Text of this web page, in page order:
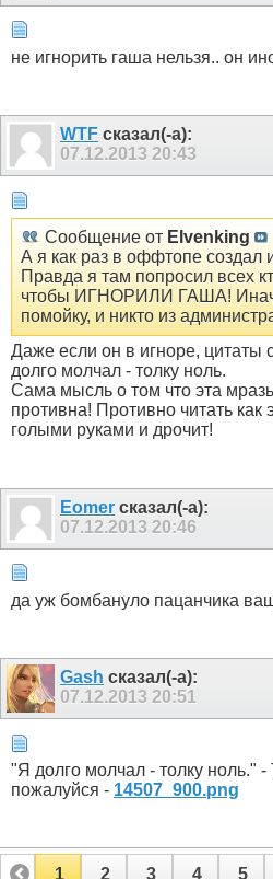
не игнорить гаша нельзя.. он
WTF сказал(-а):
07.12.2013 20:43
Сообщение от Elvenking
А я как раз в оффтопе создал
Правда я там попросил всех
чтобы ИГНОРИЛИ ГАША!
помойку, и никто из
Даже если он в игноре, цитаты
долго молчал - толку ноль.
Сама мысль о том что эта мразь
противна! Противно читать как
голыми руками и дрочит!
Eomer сказал(-а):
07.12.2013 20:46
да уж бомбануло пацанчика
Gash сказал(-а):
07.12.2013 20:51
"Я долго молчал - толку ноль."
пожалуйся - 14507_900.png
1 2 3 4 5